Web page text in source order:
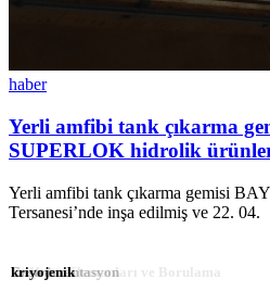
Hidrolik
Bağlantı Elemanları ve Borulama
Enstrümantasyon
kriyojenik
haber
Yerli amfibi tank çıkarma
SUPERLOK hidrolik
Yerli amfibi tank çıkarma gemisi
Tersanesi’nde inşa edilmiş ve 22. 04.